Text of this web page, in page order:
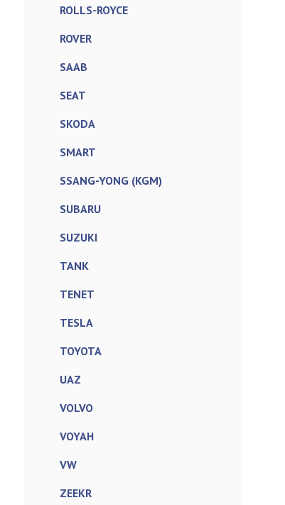
ROLLS-ROYCE
ROVER
SAAB
SEAT
SKODA
SMART
SSANG-YONG (KGM)
SUBARU
SUZUKI
TANK
TENET
TESLA
TOYOTA
UAZ
VOLVO
VOYAH
VW
ZEEKR